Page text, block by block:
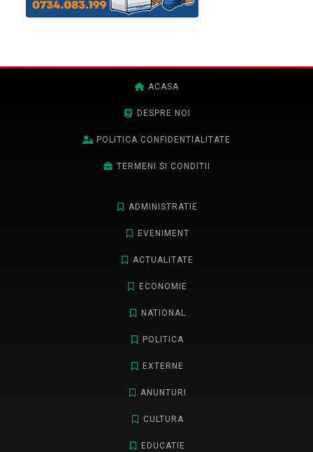
ACASA
DESPRE NOI
POLITICA CONFIDENTIALITATE
TERMENI SI CONDITII
ADMINISTRATIE
EVENIMENT
ACTUALITATE
ECONOMIE
NATIONAL
POLITICA
EXTERNE
ANUNTURI
CULTURA
EDUCATIE